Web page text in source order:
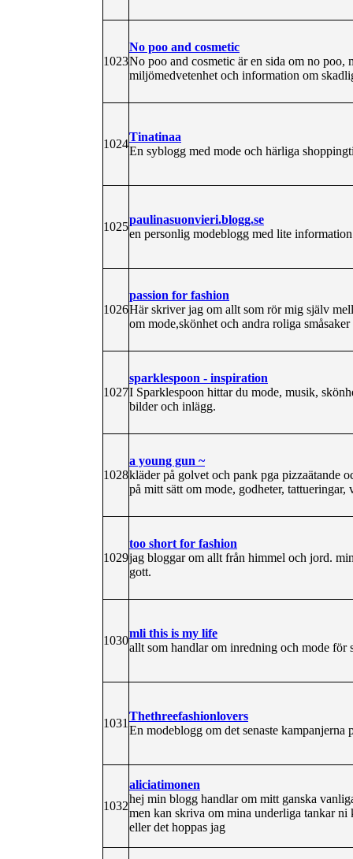
1023
No poo and cosmetic
No poo and cosmetic är en sida om no poo,
miljömedvetenhet och information om
1024
Tinatinaa
En syblogg med mode och härliga
1025
paulinasuonvieri.blogg.se
en personlig modeblogg med lite
1026
passion for fashion
Här skriver jag om allt som rör mig själv
om mode,skönhet och andra roliga småsaker
1027
sparklespoon - inspiration
I Sparklespoon hittar du mode, musik,
bilder och inlägg.
1028
a young gun ~
kläder på golvet och pank pga pizzaätande
på mitt sätt om mode, godheter,
1029
too short for fashion
jag bloggar om allt från himmel och jord.
gott.
1030
mli this is my life
allt som handlar om inredning och mode för
1031
Thethreefashionlovers
En modeblogg om det senaste kampanjerna
1032
aliciatimonen
hej min blogg handlar om mitt ganska
men kan skriva om mina underliga tankar
eller det hoppas jag